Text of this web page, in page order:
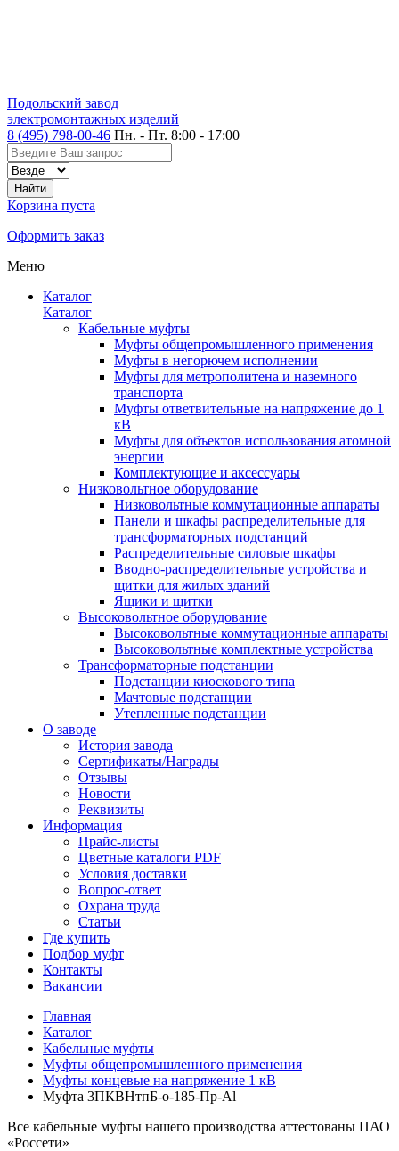
Подольский завод
электромонтажных изделий
8 (495) 798-00-46 Пн. - Пт. 8:00 - 17:00
Корзина пуста
Оформить заказ
Меню
Каталог
Каталог
Кабельные муфты
Муфты общепромышленного применения
Муфты в негорючем исполнении
Муфты для метрополитена и наземного
транспорта
Муфты ответвительные на напряжение до 1
кВ
Муфты для объектов использования атомной
энергии
Комплектующие и аксессуары
Низковольтное оборудование
Низковольтные коммутационные аппараты
Панели и шкафы распределительные для
трансформаторных подстанций
Распределительные силовые шкафы
Вводно-распределительные устройства и
щитки для жилых зданий
Ящики и щитки
Высоковольтное оборудование
Высоковольтные коммутационные аппараты
Высоковольтные комплектные устройства
Трансформаторные подстанции
Подстанции киоскового типа
Мачтовые подстанции
Утепленные подстанции
О заводе
История завода
Сертификаты/Награды
Отзывы
Новости
Реквизиты
Информация
Прайс-листы
Цветные каталоги PDF
Условия доставки
Вопрос-ответ
Охрана труда
Статьи
Где купить
Подбор муфт
Контакты
Вакансии
Главная
Каталог
Кабельные муфты
Муфты общепромышленного применения
Муфты концевые на напряжение 1 кВ
Муфта 3ПКВНтпБ-о-185-Пр-Al
Все кабельные муфты нашего производства аттестованы ПАО
«Россети»